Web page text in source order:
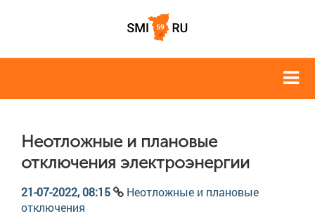
Неотложные и плановые
отключения электроэнергии
21-07-2022, 08:15
Неотложные и плановые
отключения